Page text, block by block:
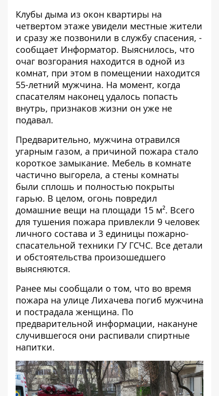
Клубы дыма из окон квартиры на
четвертом этаже увидели местные жители
и сразу же позвонили в службу спасения, -
сообщает Информатор. Выяснилось, что
очаг возгорания находится в одной из
комнат, при этом в помещении находится
55-летний мужчина. На момент, когда
спасателям наконец удалось попасть
внутрь, признаков жизни он уже не
подавал.
Предварительно, мужчина отравился
угарным газом, а причиной пожара стало
короткое замыкание. Мебель в комнате
частично выгорела, а стены комнаты
были сплошь и полностью покрыты
гарью. В целом, огонь повредил
домашние вещи на площади 15 м². Всего
для тушения пожара привлекли 9 человек
личного состава и 3 единицы пожарно-
спасательной техники ГУ ГСЧС. Все детали
и обстоятельства произошедшего
выясняются.
Ранее мы сообщали о том, что во время
пожара на улице Лихачева погиб мужчина
и пострадала женщина. По
предварительной информации, накануне
случившегося они распивали спиртные
напитки.